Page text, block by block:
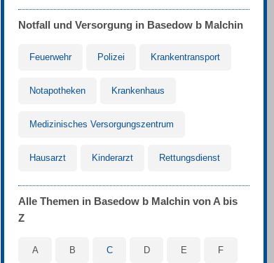
Notfall und Versorgung in Basedow b Malchin
Feuerwehr Polizei Krankentransport
Notapotheken Krankenhaus
Medizinisches Versorgungszentrum
Hausarzt Kinderarzt Rettungsdienst
Alle Themen in Basedow b Malchin von A bis
Z
A B C D E F